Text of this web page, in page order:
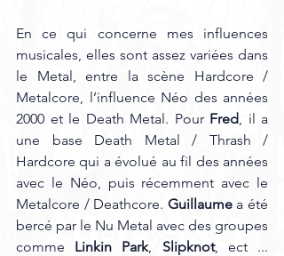
En ce qui concerne mes influences
musicales, elles sont assez variées dans
le Metal, entre la scène Hardcore /
Metalcore, l’influence Néo des années
2000 et le Death Metal. Pour Fred , il a
une base Death Metal / Thrash /
Hardcore qui a évolué au fil des années
avec le Néo, puis récemment avec le
Metalcore / Deathcore. Guillaume a été
bercé par le Nu Metal avec des groupes
comme Linkin Park, Slipknot, ect ...